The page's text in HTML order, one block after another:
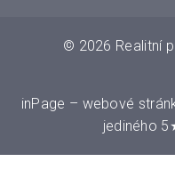
© 2026 Realitní
inPage – webové
jediného